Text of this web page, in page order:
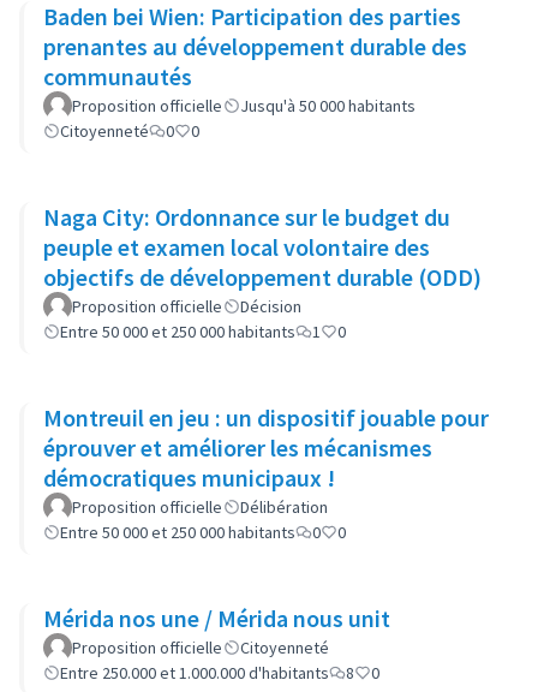
Baden bei Wien: Participation des parties
prenantes au développement durable des
communautés
Proposition officielle
Jusqu'à 50 000 habitants
Citoyenneté
0 0
Naga City: Ordonnance sur le budget du
peuple et examen local volontaire des
objectifs de développement durable (ODD)
Proposition officielle
Décision
Entre 50 000 et 250 000 habitants
1 0
Montreuil en jeu : un dispositif jouable pour
éprouver et améliorer les mécanismes
démocratiques municipaux !
Proposition officielle
Délibération
Entre 50 000 et 250 000 habitants
0 0
Mérida nos une / Mérida nous unit
Proposition officielle
Citoyenneté
Entre 250.000 et 1.000.000 d'habitants
8 0